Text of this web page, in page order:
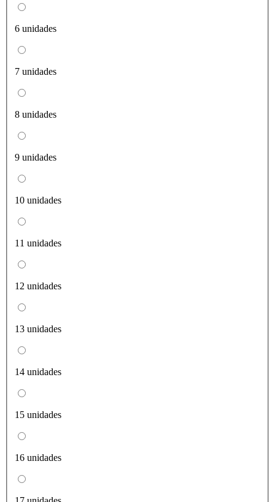
6 unidades
7 unidades
8 unidades
9 unidades
10 unidades
11 unidades
12 unidades
13 unidades
14 unidades
15 unidades
16 unidades